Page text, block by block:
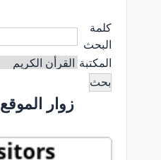
كلمة
البحث
المكتبة
زوار الموقع